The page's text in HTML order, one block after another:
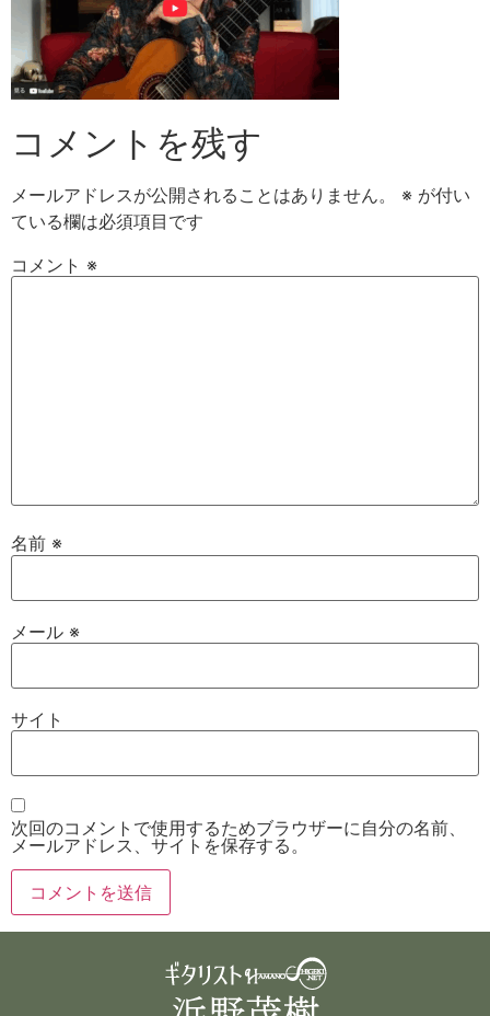
コメントを残す
メールアドレスが公開されることはありません。 ※ が付い
ている欄は必須項目です
コメント ※
名前 ※
メール ※
サイト
次回のコメントで使用するためブラウザーに自分の名前、
メールアドレス、サイトを保存する。